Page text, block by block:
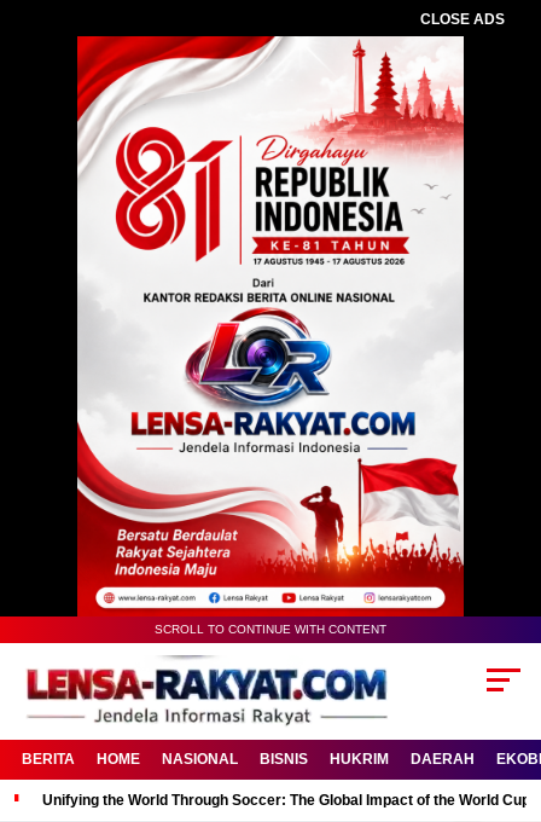
CLOSE ADS
SCROLL TO CONTINUE WITH CONTENT
BERITA HOME NASIONAL BISNIS HUKRIM DAERAH
Unifying the World Through Soccer: The Global Impact of the World Cup